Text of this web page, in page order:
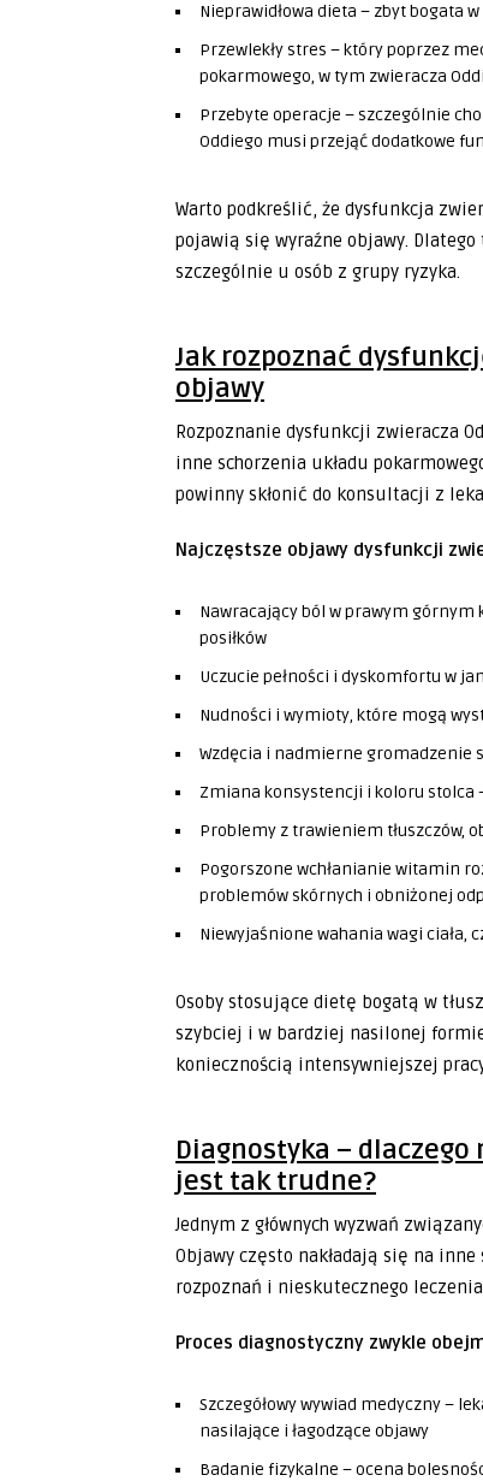
Nieprawidłowa dieta – zbyt bogata
Przewlekły stres – który poprzez
pokarmowego, w tym zwieracza
Przebyte operacje – szczególnie
Oddiego musi przejąć dodatkowe
Warto podkreślić, że dysfunkcja
pojawią się wyraźne objawy.
szczególnie u osób z grupy ryzyka.
Jak rozpoznać
objawy
Rozpoznanie dysfunkcji zwieracza
inne schorzenia układu
powinny skłonić do konsultacji z
Najczęstsze objawy dysfunkcji
Nawracający ból w prawym górnym
posiłków
Uczucie pełności i dyskomfortu w
Nudności i wymioty, które mogą
Wzdęcia i nadmierne gromadzenie
Zmiana konsystencji i koloru stolca
Problemy z trawieniem tłuszczów,
Pogorszone wchłanianie witamin
problemów skórnych i obniżonej
Niewyjaśnione wahania wagi ciała,
Osoby stosujące dietę bogatą w
szybciej i w bardziej nasilonej
koniecznością intensywniejszej
Diagnostyka –
jest tak trudne?
Jednym z głównych wyzwań
Objawy często nakładają się na inne
rozpoznań i nieskutecznego
Proces diagnostyczny zwykle
Szczegółowy wywiad medyczny –
nasilające i łagodzące objawy
Badanie fizykalne – ocena